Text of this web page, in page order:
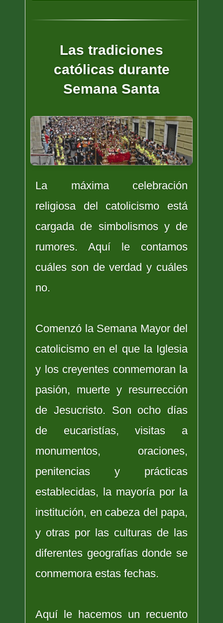
Las tradiciones
católicas durante
Semana Santa
La máxima celebración
religiosa del catolicismo está
cargada de simbolismos y de
rumores. Aquí le contamos
cuáles son de verdad y cuáles
no.
Comenzó la Semana Mayor del
catolicismo en el que la Iglesia
y los creyentes conmemoran la
pasión, muerte y resurrección
de Jesucristo. Son ocho días
de eucaristías, visitas a
monumentos, oraciones,
penitencias y prácticas
establecidas, la mayoría por la
institución, en cabeza del papa,
y otras por las culturas de las
diferentes geografías donde se
conmemora estas fechas.
Aquí le hacemos un recuento